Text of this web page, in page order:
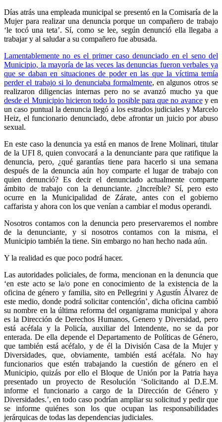
Días atrás una empleada municipal se presentó en la Comisaría de la
Mujer para realizar una denuncia porque un compañero de trabajo
‘le tocó una teta’. Sí, como se lee, según denunció ella llegaba a
trabajar y al saludar a su compañero fue abusada.
Lamentablemente no es el primer caso denunciado en el seno del
Municipio, la mayoría de las veces las denuncias fueron verbales ya
que se daban en situaciones de poder en las que la víctima temía
perder el trabajo si lo denunciaba formalmente, en algunos otros se
realizaron diligencias internas pero no se avanzó mucho ya que
desde el Municipio hicieron todo lo posible para que no avancey en
un caso puntual la denuncia llegó a los estrados judiciales y Marcelo
Heiz, el funcionario denunciado, debe afrontar un juicio por abuso
sexual.
En este caso la denuncia ya está en manos de Irene Molinari, titular
de la UFI 8, quien convocará a la denunciante para que ratifique la
denuncia, pero, ¿qué garantías tiene para hacerlo si una semana
después de la denuncia aún hoy comparte el lugar de trabajo con
quien denunció? Es decir el denunciado actualmente comparte
ámbito de trabajo con la denunciante. ¿Increíble? Sí, pero esto
ocurre en la Municipalidad de Zárate, antes con el gobierno
caffarista y ahora con los que venían a cambiar el modus operandi.
Nosotros contamos con la denuncia pero preservaremos el nombre
de la denunciante, y si nosotros contamos con la misma, el
Municipio también la tiene. Sin embargo no han hecho nada aún.
Y la realidad es que poco podrá hacer.
Las autoridades policiales, de forma, mencionan en la denuncia que
‘en este acto se la/o pone en conocimiento de la existencia de la
oficina de género y familia, sito en Pellegrini y Agustín Álvarez de
este medio, donde podrá solicitar contención’, dicha oficina cambió
su nombre en la última reforma del organigrama municipal y ahora
es la Dirección de Derechos Humanos, Genero y Diversidad, pero
está acéfala y la Policía, auxiliar del Intendente, no se da por
enterada. De ella depende el Departamento de Políticas de Género,
que también está acéfalo, y de él la División Casa de la Mujer y
Diversidades, que, obviamente, también está acéfala. No hay
funcionarios que estén trabajando la cuestión de género en el
Municipio, quizás por ello el Bloque de Unión por la Patria haya
presentado un proyecto de Resolución ‘Solicitando al D.E.M.
informe el funcionario a cargo de la Dirección de Género y
Diversidades.’, en todo caso podrían ampliar su solicitud y pedir que
se informe quiénes son los que ocupan las responsabilidades
jerárquicas de todas las dependencias judiciales.